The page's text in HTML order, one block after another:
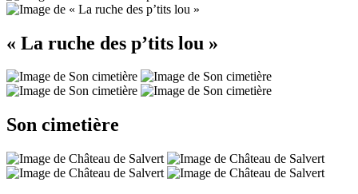
« La ruche des p’tits lou »
Son cimetière